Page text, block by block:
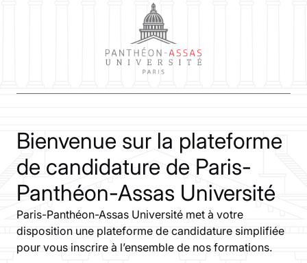
Bienvenue sur la plateforme
de candidature de Paris-
Panthéon-Assas Université
Paris-Panthéon-Assas Université met à votre
disposition une plateforme de candidature simplifiée
pour vous inscrire à l’ensemble de nos formations.